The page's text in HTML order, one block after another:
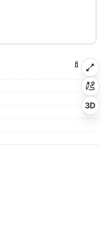
2010/10/la-baie-de-
3D